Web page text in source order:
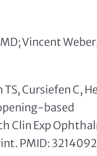
Vincent
Cursiefen C,
based
Clin Exp
PMID: